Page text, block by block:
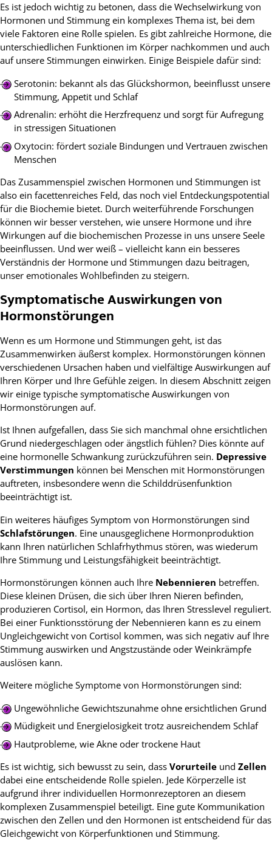
Es ist jedoch wichtig zu betonen, dass die Wechselwirkung von
Hormonen und Stimmung ein komplexes Thema ist, bei dem
viele Faktoren eine Rolle spielen. Es gibt zahlreiche Hormone, die
unterschiedlichen Funktionen im Körper nachkommen und auch
auf unsere Stimmungen einwirken. Einige Beispiele dafür sind:
Serotonin: bekannt als das Glückshormon, beeinflusst unsere
Stimmung, Appetit und Schlaf
Adrenalin: erhöht die Herzfrequenz und sorgt für Aufregung
in stressigen Situationen
Oxytocin: fördert soziale Bindungen und Vertrauen zwischen
Menschen
Das Zusammenspiel zwischen Hormonen und Stimmungen ist
also ein facettenreiches Feld, das noch viel Entdeckungspotential
für die Biochemie bietet. Durch weiterführende Forschungen
können wir besser verstehen, wie unsere Hormone und ihre
Wirkungen auf die biochemischen Prozesse in uns unsere Seele
beeinflussen. Und wer weiß – vielleicht kann ein besseres
Verständnis der Hormone und Stimmungen dazu beitragen,
unser emotionales Wohlbefinden zu steigern.
Symptomatische Auswirkungen von
Hormonstörungen
Wenn es um Hormone und Stimmungen geht, ist das
Zusammenwirken äußerst komplex. Hormonstörungen können
verschiedenen Ursachen haben und vielfältige Auswirkungen auf
Ihren Körper und Ihre Gefühle zeigen. In diesem Abschnitt zeigen
wir einige typische symptomatische Auswirkungen von
Hormonstörungen auf.
Ist Ihnen aufgefallen, dass Sie sich manchmal ohne ersichtlichen
Grund niedergeschlagen oder ängstlich fühlen? Dies könnte auf
eine hormonelle Schwankung zurückzuführen sein. Depressive
Verstimmungen können bei Menschen mit Hormonstörungen
auftreten, insbesondere wenn die Schilddrüsenfunktion
beeinträchtigt ist.
Ein weiteres häufiges Symptom von Hormonstörungen sind
Schlafstörungen. Eine unausgeglichene Hormonproduktion
kann Ihren natürlichen Schlafrhythmus stören, was wiederum
Ihre Stimmung und Leistungsfähigkeit beeinträchtigt.
Hormonstörungen können auch Ihre Nebennieren betreffen.
Diese kleinen Drüsen, die sich über Ihren Nieren befinden,
produzieren Cortisol, ein Hormon, das Ihren Stresslevel reguliert.
Bei einer Funktionsstörung der Nebennieren kann es zu einem
Ungleichgewicht von Cortisol kommen, was sich negativ auf Ihre
Stimmung auswirken und Angstzustände oder Weinkrämpfe
auslösen kann.
Weitere mögliche Symptome von Hormonstörungen sind:
Ungewöhnliche Gewichtszunahme ohne ersichtlichen Grund
Müdigkeit und Energielosigkeit trotz ausreichendem Schlaf
Hautprobleme, wie Akne oder trockene Haut
Es ist wichtig, sich bewusst zu sein, dass Vorurteile und Zellen
dabei eine entscheidende Rolle spielen. Jede Körperzelle ist
aufgrund ihrer individuellen Hormonrezeptoren an diesem
komplexen Zusammenspiel beteiligt. Eine gute Kommunikation
zwischen den Zellen und den Hormonen ist entscheidend für das
Gleichgewicht von Körperfunktionen und Stimmung.